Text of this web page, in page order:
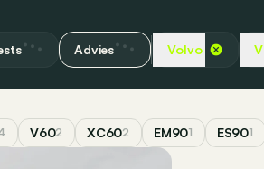
Advies Volvo
V602 XC602 EM901 ES901